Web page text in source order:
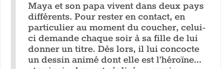
Maya et son papa vivent dans deux pays
différents. Pour rester en contact, en
particulier au moment du coucher, celui-
ci demande chaque soir à sa fille de lui
donner un titre. Dès lors, il lui concocte
un dessin animé dont elle est l’héroïne…